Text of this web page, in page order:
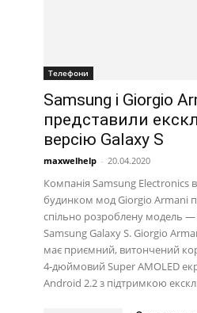
Телефони
Samsung і Giorgio
представили
версію Galaxy S
maxwelhelp - 20.04.2020
Компанія Samsung Electronics
будинком мод Giorgio Armani
спільно розроблену модель
Samsung Galaxy S. Giorgio
має приємний, витончений
4-дюймовий Super AMOLED
Android 2.2 з підтримкою